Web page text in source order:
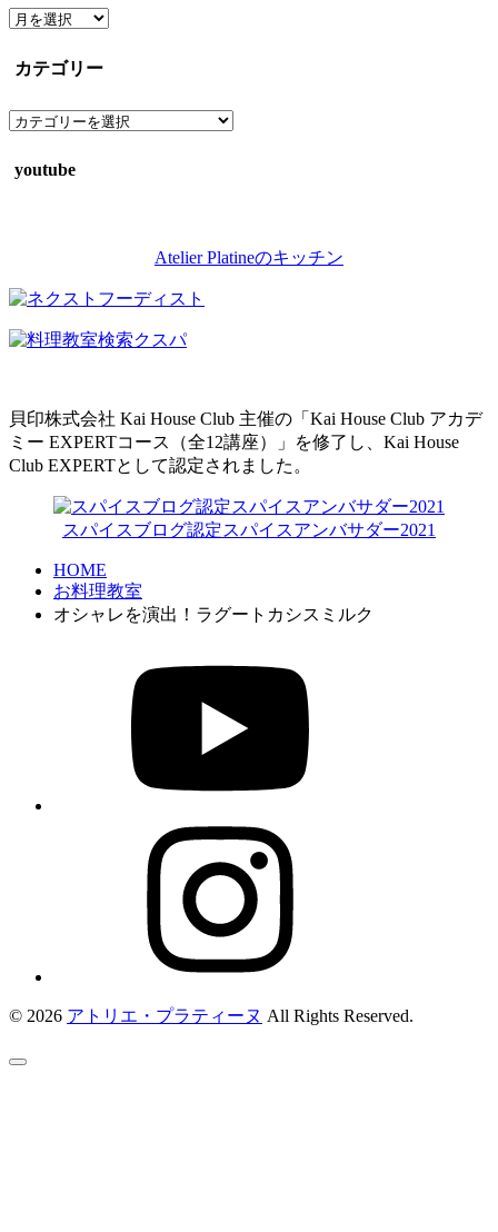
ア
カ
ブ
カテゴリー
カ
ゴ
youtube
Atelier Platineのキッチン
貝印株式会社 Kai House Club 主催の「Kai House Club アカデ
ミー EXPERTコース（全12講座）」を修了し、Kai House
Club EXPERTとして認定されました。
スパイスブログ認定スパイスアンバサダー2021
HOME
お料理教室
オシャレを演出！ラグートカシスミルク
© 2026 アトリエ・プラティーヌ All Rights Reserved.